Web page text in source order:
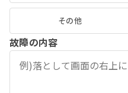
その他
故障の内容